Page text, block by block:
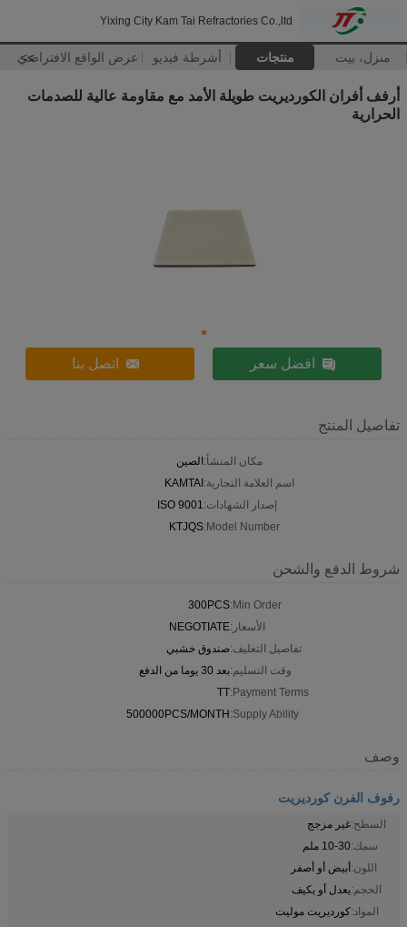
Yixing City Kam Tai Refractories Co.,ltd
منزل، بيت منتجات أشرطة فيديو عرض الواقع الافتراضي
>>
أرفف أفران الكورديريت طويلة الأمد مع مقاومة عالية للصدمات
الحرارية
افضل سعر اتصل بنا
تفاصيل المنتج
مكان المنشأ:الصين
اسم العلامة التجارية:KAMTAI
إصدار الشهادات:ISO 9001
Model Number:
KTJQS
شروط الدفع والشحن
Min Order:
300PCS
الأسعار:NEGOTIATE
تفاصيل التغليف:صندوق خشبي
وقت التسليم:بعد 30 يوما من الدفع
Payment Terms:
TT
Supply Ability:
500000PCS/MONTH
وصف
رفوف الفرن كورديريت
السطح:غير مزجج
سمك:10-30 ملم
اللون:أبيض أو أصفر
الحجم:يعدل أو يكيف
المواد:كورديريت موليت